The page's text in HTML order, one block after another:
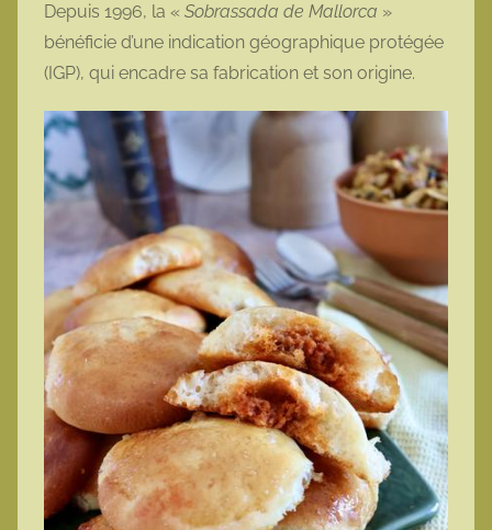
Depuis 1996, la « Sobrassada de Mallorca »
bénéficie d’une indication géographique protégée
(IGP), qui encadre sa fabrication et son origine.